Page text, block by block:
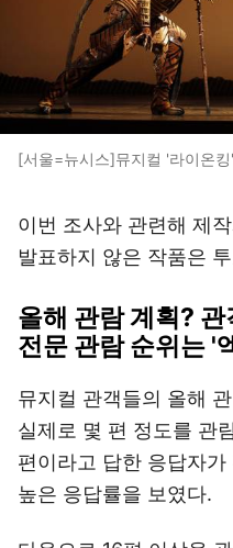
[서울=뉴시스]뮤지컬 '라이온
이번 조사와 관련해 제
발표하지 않은 작품은
올해 관람 계획?
전문 관람 순위는 '
뮤지컬 관객들의 올해
실제로 몇 편 정도를 관
편이라고 답한 응답자
높은 응답률을 보였다.